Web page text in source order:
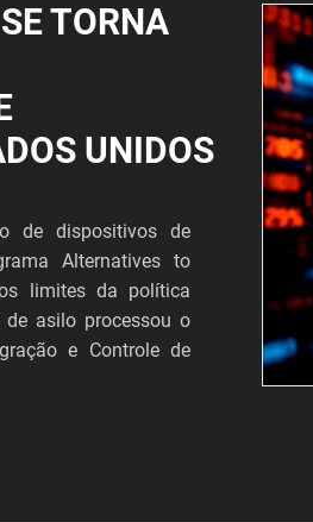
TORNA
UNIDOS
de dispositivos de
Alternatives to
limites da política
asilo processou o
e Controle de